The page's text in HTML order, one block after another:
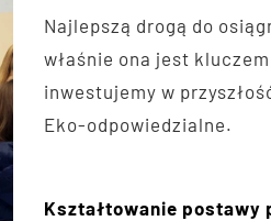
Najlepszą drogą do
właśnie ona jest
inwestujemy w
Eko-odpowiedzialne.
Kształtowanie postawy